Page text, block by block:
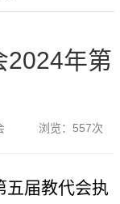
2024年第
浏览： 557次
五届教代会执